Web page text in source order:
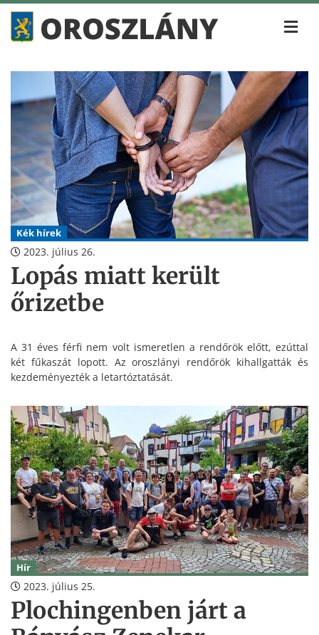
Kék hírek
2023. július 26.
Lopás miatt került
őrizetbe
A 31 éves férfi nem volt ismeretlen a rendőrök előtt, ezúttal
két fűkaszát lopott. Az oroszlányi rendőrök kihallgatták és
kezdeményezték a letartóztatását.
Hír
2023. július 25.
Plochingenben járt a